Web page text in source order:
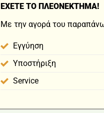
ΕΧΕΤΕ ΤΟ ΠΛΕΟΝΕΚΤΗΜΑ!
Με την αγορά του
Εγγύηση
Υποστήριξη
Service